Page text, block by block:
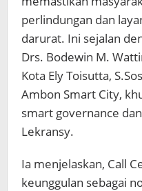
perlindungan dan
darurat. Ini sejalan
Drs. Bodewin M.
Kota Ely Toisutta,
Ambon Smart City,
smart governance
Lekransy.
Ia menjelaskan, Call
keunggulan sebagai